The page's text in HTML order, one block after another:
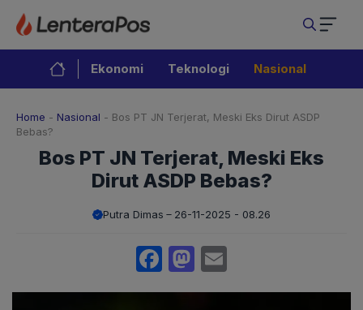
Langsung
isi
Ekonomi Teknologi Nasional
Home - Nasional - Bos PT JN Terjerat, Meski Eks Dirut ASDP
Bebas?
Bos PT JN Terjerat, Meski Eks
Dirut ASDP Bebas?
Putra Dimas 26-11-2025 - 08.26
Facebook
Mastodon